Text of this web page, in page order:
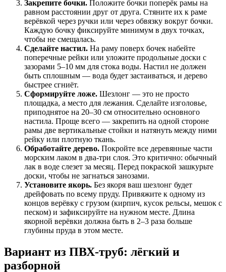
Закрепите бочки. Положите бочки поперёк рамы на
равном расстоянии друг от друга. Стяните их к раме
верёвкой через ручки или через обвязку вокруг бочки.
Каждую бочку фиксируйте минимум в двух точках,
чтобы не смещалась.
Сделайте настил. На раму поверх бочек набейте
поперечные рейки или уложите продольные доски с
зазорами 5–10 мм для стока воды. Настил не должен
быть сплошным — вода будет застаиваться, и дерево
быстрее сгниёт.
Сформируйте ложе. Шезлонг — это не просто
площадка, а место для лежания. Сделайте изголовье,
приподнятое на 20–30 см относительно основного
настила. Проще всего — закрепить на одной стороне
рамы две вертикальные стойки и натянуть между ними
рейку или плотную ткань.
Обработайте дерево. Покройте все деревянные части
морским лаком в два-три слоя. Это критично: обычный
лак в воде слезет за месяц. Перед покраской зашкурьте
доски, чтобы не загнаться занозами.
Установите якорь. Без якоря ваш шезлонг будет
дрейфовать по всему пруду. Привяжите к одному из
концов верёвку с грузом (кирпич, кусок рельсы, мешок с
песком) и зафиксируйте на нужном месте. Длина
якорной верёвки должна быть в 2–3 раза больше
глубины пруда в этом месте.
Вариант из ПВХ-труб: лёгкий и
разборной